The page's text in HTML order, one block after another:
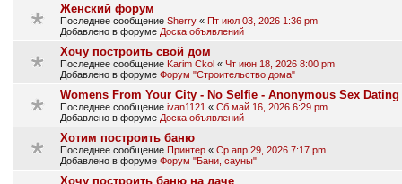
Женский форум
Последнее сообщение Sherry « Пт июл 03, 2026 1:36 pm
Добавлено в форуме Доска объявлений
Хочу построить свой дом
Последнее сообщение Karim Ckol « Чт июн 18, 2026 8:00 pm
Добавлено в форуме Форум "Строительство дома"
Womens From Your City - No Selfie - Anonymous Sex Dating
Последнее сообщение ivan1121 « Сб май 16, 2026 6:29 pm
Добавлено в форуме Доска объявлений
Хотим построить баню
Последнее сообщение Принтер « Ср апр 29, 2026 7:17 pm
Добавлено в форуме Форум "Бани, сауны"
Хочу построить баню на даче